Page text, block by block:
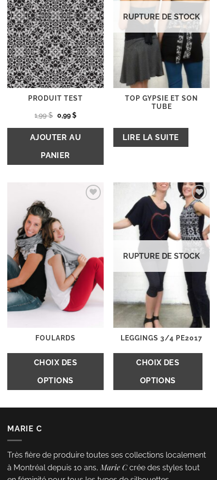
PRODUIT TEST
1,99$ Le
prix
initial
était :
1,99 $.
0,99$Le
actuel
est :
0,99 $.
AJOUTER AU
PANIER
RUPTURE DE STOCK
TOP GYPSIE ET SON
TUBE
LIRE LA SUITE
Ajouter
FOULARDS
CHOIX DES
OPTIONS
a
plusieurs
variations.
Les
options
Ajouter
à la
wishlist
RUPTURE DE STOCK
LEGGINGS 3/4 PE2017
CHOIX DES
OPTIONS
MARIE C
Très fière de produire toutes ses collections localement
à Montréal depuis 10 ans,Marie Ccrée des styles tout